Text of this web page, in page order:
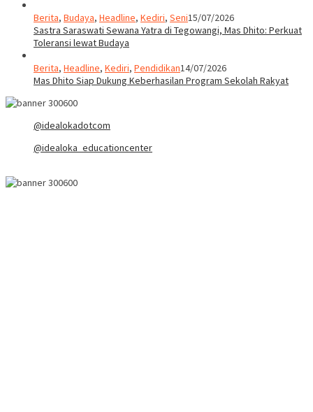
Berita, Budaya, Headline, Kediri, Seni15/07/2026
Sastra Saraswati Sewana Yatra di Tegowangi, Mas Dhito: Perkuat
Toleransi lewat Budaya
Berita, Headline, Kediri, Pendidikan14/07/2026
Mas Dhito Siap Dukung Keberhasilan Program Sekolah Rakyat
@idealokadotcom
@idealoka_educationcenter